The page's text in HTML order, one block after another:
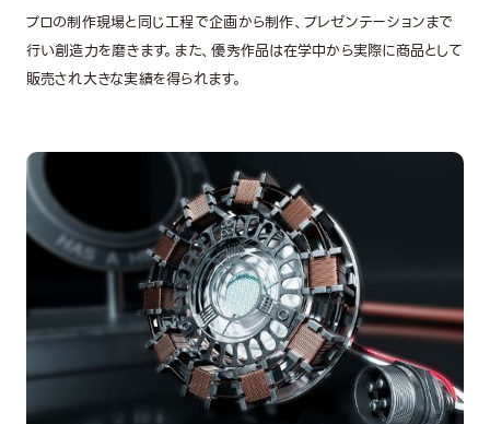
プロの制作現場と同じ工程で企画から制作、プレゼンテーションまで
行い創造力を磨きます。また、優秀作品は在学中から実際に商品として
販売され大きな実績を得られます。